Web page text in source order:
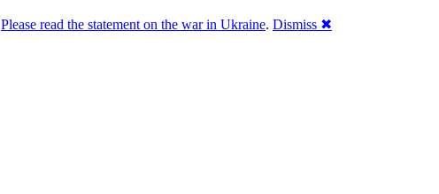
Please read the statement on the war in Ukraine. Dismiss ✖